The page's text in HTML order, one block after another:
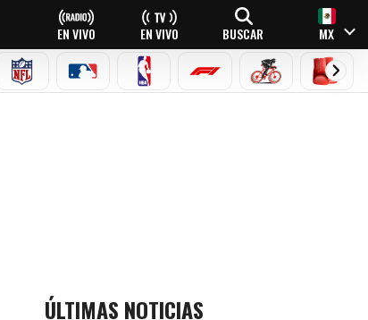
EN VIVO EN VIVO BUSCAR MX
NFL MLB NBA FÓRMULA 1CICLISMOBOXEO
ÚLTIMAS NOTICIAS